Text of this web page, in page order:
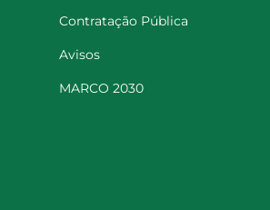
Contratação Pública
Avisos
MARCO 2030